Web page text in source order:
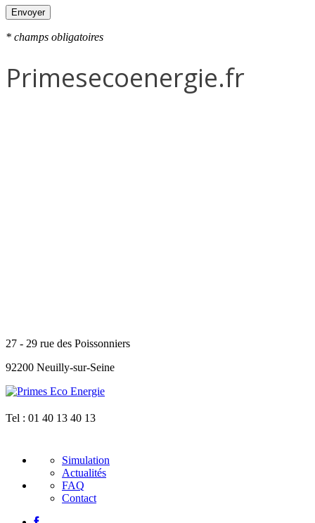
* champs obligatoires
Primesecoenergie.fr
27 - 29 rue des Poissonniers
92200 Neuilly-sur-Seine
Tel : 01 40 13 40 13
Simulation
Actualités
FAQ
Contact